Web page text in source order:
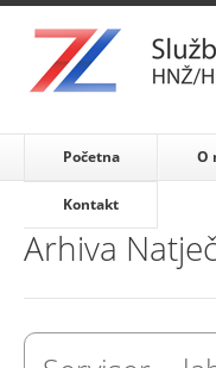
Početna O
Kontakt
Arhiva